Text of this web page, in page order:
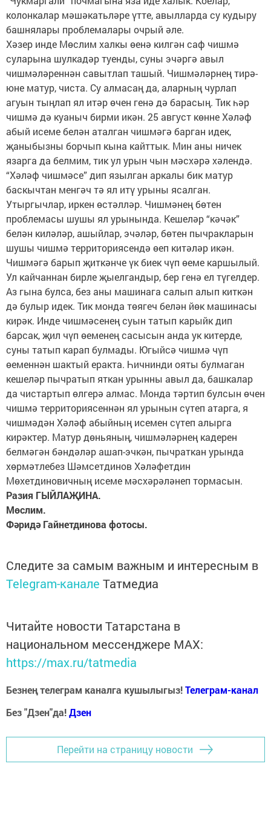
колонкалар мәшәкатьләре үтте, авылларда су кудыру
башнялары проблемалары очрый әле.
Хәзер инде Мөслим халкы өенә килгән саф чишмә
суларына шулкадәр туенды, суны эчәргә авыл
чишмәләреннән савытлап ташый. Чишмәләрнең тирә-
юне матур, чиста. Су алмасаң да, аларның чурлап
агуын тыңлап ял итәр өчен генә дә барасың. Тик һәр
чишмә дә куаныч бирми икән. 25 август көнне Хәләф
абый исеме белән аталган чишмәгә барган идек,
җаныбызны борчып кына кайттык. Мин аны ничек
язарга да белмим, тик ул урын чын мәсхәрә хәлендә.
“Хәләф чишмәсе” дип язылган аркалы бик матур
баскычтан менгәч тә ял итү урыны ясалган.
Утыргычлар, иркен өстәлләр. Чишмәнең бөтен
проблемасы шушы ял урынында. Кешеләр “кәчәк”
белән киләләр, ашыйлар, эчәләр, бөтен пычракларын
шушы чишмә территориясендә өеп китәләр икән.
Чишмәгә барып җиткәнче үк биек чүп өеме каршылый.
Ул кайчаннан бирле җыелгандыр, бер генә ел түгелдер.
Аз гына булса, без аны машинага салып алып киткән
дә булыр идек. Тик монда төягеч белән йөк машинасы
кирәк. Инде чишмәсенең суын татып карыйк дип
барсак, җил чүп өеменең сасысын анда ук китерде,
суны татып карап булмады. Югыйсә чишмә чүп
өеменнән шактый еракта. Һичнинди ояты булмаган
кешеләр пычратып яткан урынны авыл да, башкалар
да чистартып өлгерә алмас. Монда тәртип булсын өчен
чишмә территориясеннән ял урынын сүтеп атарга, я
чишмәдән Хәләф абыйның исемен сүтеп алырга
кирәктер. Матур дөньяның, чишмәләрнең кадерен
белмәгән бәндәләр ашап-эчкән, пычраткан урында
хөрмәтлебез Шәмсетдинов Хәләфетдин
Мөхетдиновичның исеме мәсхәрәләнеп тормасын.
Разия ГЫЙЛАҖИНА.
Мөслим.
Фәридә Гайнетдинова фотосы.
Следите за самым важным и интересным в
Telegram-канале Татмедиа
Читайте новости Татарстана в
национальном мессенджере MАХ:
https://max.ru/tatmedia
Безнең телеграм каналга кушылыгыз!Телеграм-канал
Без "Дзен"да!Дзен
Перейти на страницу новости